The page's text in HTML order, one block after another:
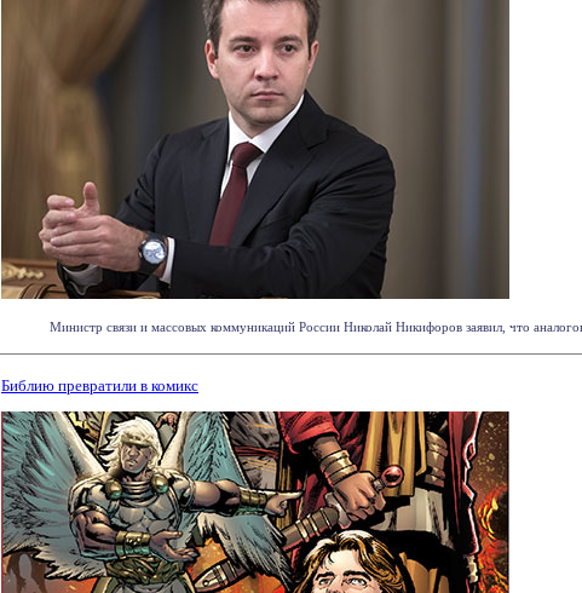
Министр связи и массовых коммуникаций России Николай Никифоров заявил, что
Библию превратили в комикс